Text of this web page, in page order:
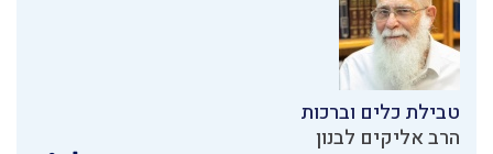
טבילת כלים וברכות
הרב אליקים לבנון